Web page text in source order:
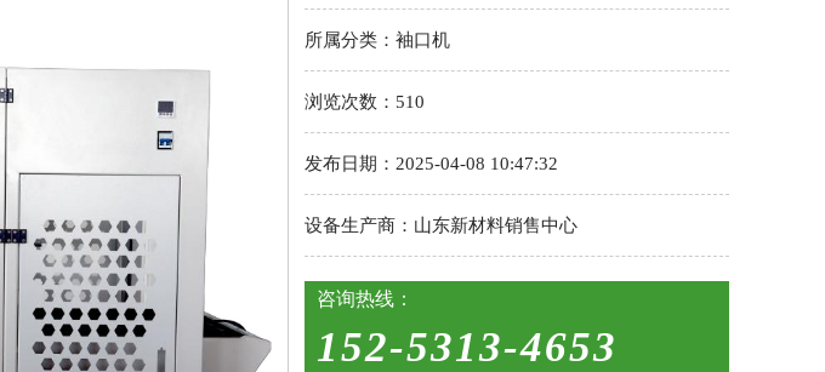
所属分类：袖口机
浏览次数：510
发布日期：2025-04-08 10:47:32
设备生产商：山东新材料销售中心
咨询热线：
152-5313-4653